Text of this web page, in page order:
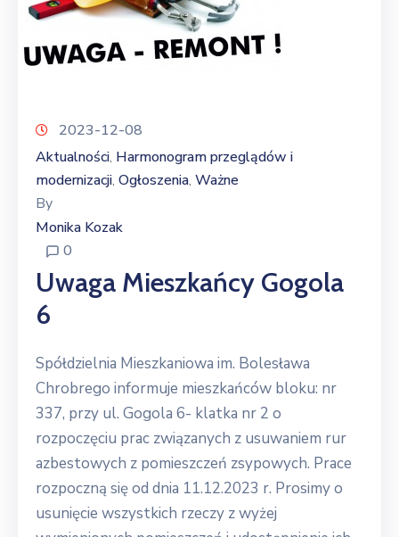
2023-12-08
Aktualności‚ Harmonogram przeglądów i
modernizacji‚ Ogłoszenia‚ Ważne
By
Monika Kozak
0
Uwaga Mieszkańcy Gogola
6
Spółdzielnia Mieszkaniowa im. Bolesława
Chrobrego informuje mieszkańców bloku: nr
337, przy ul. Gogola 6- klatka nr 2 o
rozpoczęciu prac związanych z usuwaniem rur
azbestowych z pomieszczeń zsypowych. Prace
rozpoczną się od dnia 11.12.2023 r. Prosimy o
usunięcie wszystkich rzeczy z wyżej